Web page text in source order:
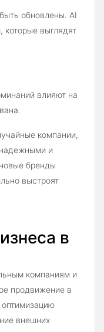
обновлены. AI
которые выглядят
влияют на
компании,
надежными и
бренды
выстроят
в
компаниям и
продвижение в
оптимизацию
внешних